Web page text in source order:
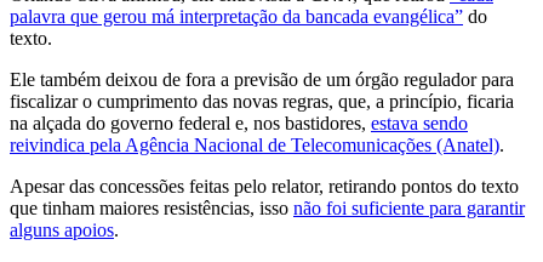
palavra que gerou má interpretação da bancada evangélica” do
texto.
Ele também deixou de fora a previsão de um órgão regulador para
fiscalizar o cumprimento das novas regras, que, a princípio, ficaria
na alçada do governo federal e, nos bastidores, estava sendo
reivindica pela Agência Nacional de Telecomunicações (Anatel).
Apesar das concessões feitas pelo relator, retirando pontos do texto
que tinham maiores resistências, isso não foi suficiente para garantir
alguns apoios.